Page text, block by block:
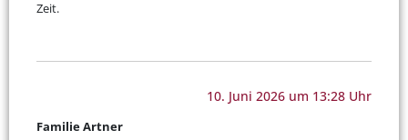
Zeit.
10. Juni 2026 um 13:28 Uhr
Familie Artner